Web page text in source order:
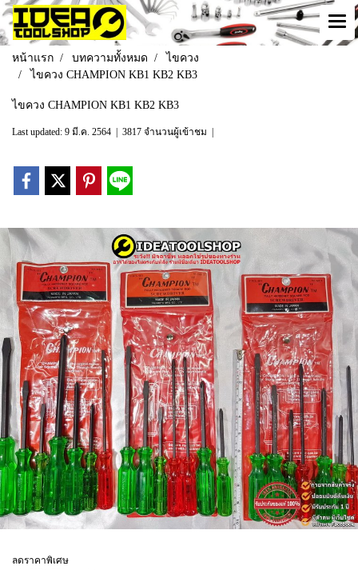
หน้าแรก บทความทั้งหมด
ไขควง
ไขควง CHAMPION KB1 KB2 KB3
ไขควง CHAMPION KB1 KB2 KB3
Last updated: 9 มี.ค. 2564 3817 จำนวนผู้เข้าชม
ลดราคาพิเศษ